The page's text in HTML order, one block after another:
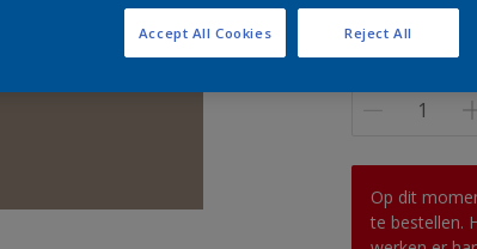
Aantal
Op dit
te bestellen.
Reject All
Accept All Cookies